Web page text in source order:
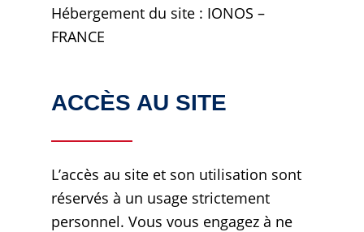
Hébergement du site : IONOS –
FRANCE
ACCÈS AU SITE
L’accès au site et son utilisation sont
réservés à un usage strictement
personnel. Vous vous engagez à ne